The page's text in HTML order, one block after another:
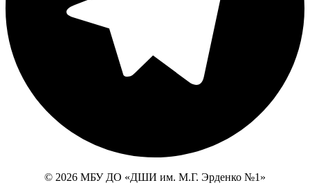
© 2026 МБУ ДО «ДШИ им. М.Г. Эрденко №1»